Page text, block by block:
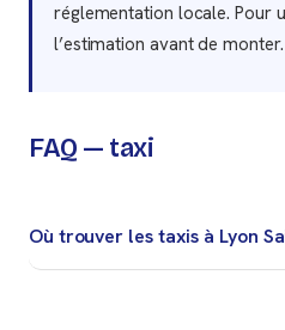
réglementation locale. Pour
l’estimation avant de monter.
FAQ — taxi
Où trouver les taxis à Lyon